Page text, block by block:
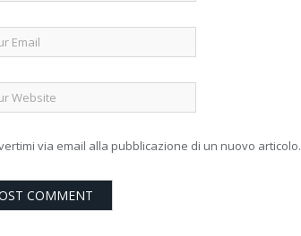
via email alla pubblicazione di un nuovo articolo.